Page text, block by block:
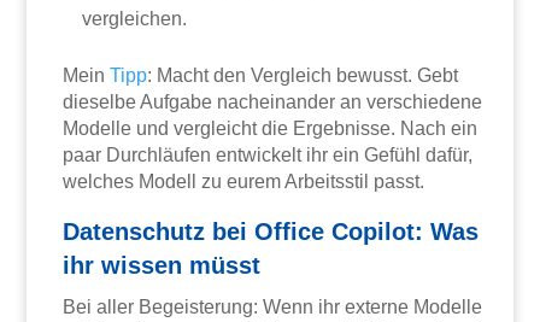
vergleichen.
MeinTipp: Macht den Vergleich bewusst. Gebt
dieselbe Aufgabe nacheinander an verschiedene
Modelle und vergleicht die Ergebnisse. Nach ein
paar Durchläufen entwickelt ihr ein Gefühl dafür,
welches Modell zu eurem Arbeitsstil passt.
Datenschutz bei Office Copilot: Was
ihr wissen müsst
Bei aller Begeisterung: Wenn ihr externe Modelle